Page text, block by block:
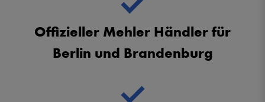
Offizieller Mehler Händler für
Berlin und Brandenburg